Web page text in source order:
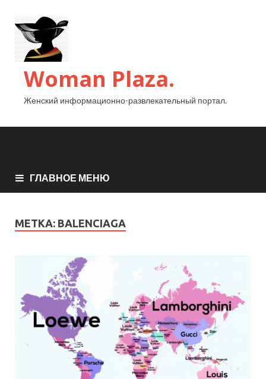
Woman Plaza.
Женский информационно-развлекательный портал.
ГЛАВНОЕ МЕНЮ
МЕТКА: BALENCIAGA